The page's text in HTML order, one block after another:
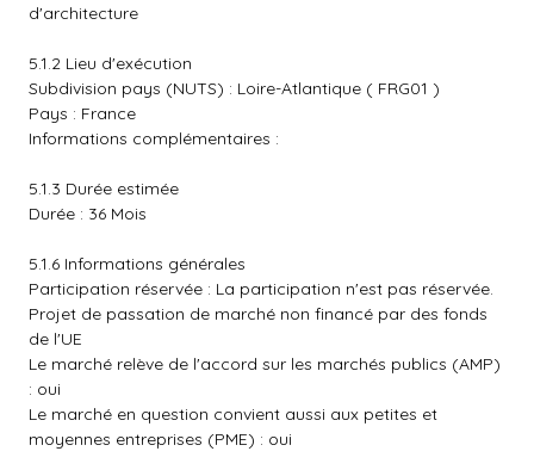
d'architecture
5.1.2 Lieu d'exécution
Subdivision pays (NUTS) : Loire-Atlantique ( FRG01 )
Pays : France
Informations complémentaires :
5.1.3 Durée estimée
Durée : 36 Mois
5.1.6 Informations générales
Participation réservée : La participation n'est pas réservée.
Projet de passation de marché non financé par des fonds
de l'UE
Le marché relève de l'accord sur les marchés publics (AMP)
: oui
Le marché en question convient aussi aux petites et
moyennes entreprises (PME) : oui